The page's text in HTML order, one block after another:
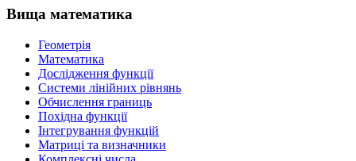
Вища математика
Геометрія
Математика
Дослідження функції
Системи лінійних рівнянь
Обчислення границь
Похідна функції
Інтегрування функцій
Матриці та визначники